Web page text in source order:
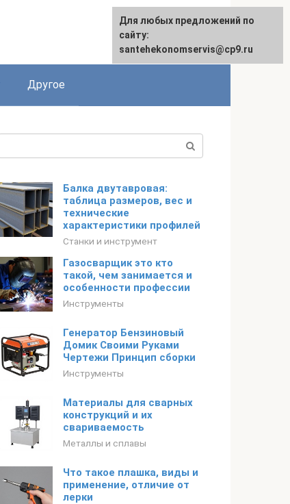
Другое
Балка двутавровая:
таблица размеров, вес и
технические
характеристики профилей
Станки и инструмент
Газосварщик это кто
такой, чем занимается и
особенности профессии
Инструменты
Генератор Бензиновый
Домик Своими Руками
Чертежи Принцип сборки
Инструменты
Материалы для сварных
конструкций и их
свариваемость
Металлы и сплавы
Что такое плашка, виды и
применение, отличие от
лерки
Для любых предложений по
сайту:
santehekonomservis@cp9.ru